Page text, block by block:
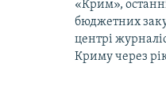
«Крим»,
бюджетних
центрі
Криму через